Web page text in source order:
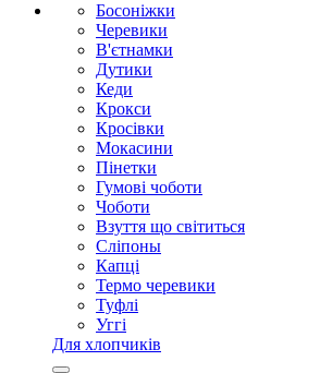
Босоніжки
Черевики
В'єтнамки
Дутики
Кеди
Крокси
Кросівки
Мокасини
Пінетки
Гумові чоботи
Чоботи
Взуття що світиться
Сліпоны
Капці
Термо черевики
Туфлі
Уггі
Для хлопчиків